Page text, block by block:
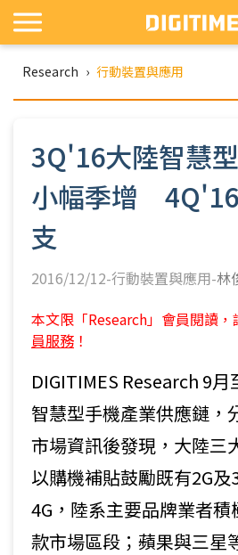
Research › 行動裝置與應用
3Q'16大陸智慧
小幅季增
支
2016/12/12-行動裝置與應用-林
本文限「Research」會員閱讀，
員服務 ！
DIGITIMES Research 9
智慧型手機產業供應鏈，
市場資訊後發現，大陸三
以購機補貼鼓勵既有2G及
4G，陸系主要品牌業者積
款市場區段；蘋果與三星